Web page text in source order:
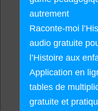
autrement
Raconte-moi
audio gratuite
l’Histoire aux
Application en
tables de
gratuite et